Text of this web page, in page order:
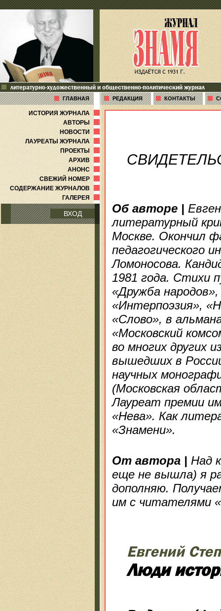
литературно-художественный и общественно-политический журнал
ГЛАВНАЯ РЕДАКЦИЯ КОНТАКТЫ
ИСТОРИЯ ЖУРНАЛА
АВТОРЫ
НОВОСТИ
ЛАУРЕАТЫ ЖУРНАЛА
ПРОЕКТЫ
АРХИВ
АНОНС
СВЕЖИЙ НОМЕР
СОДЕРЖАНИЕ ЖУРНАЛОВ
ГАЛЕРЕЯ
ВХОД Об авторе |
литературный
Москве. Окончил
педагогического
Ломоносова.
1981 года. Стихи
«Дружба
«Интерпоэзия»,
«Слово», в
«Московский
во многих других
вышедших в
научных
(Московская
Лауреат премии
«Нева». Как
«Знамени».
От автора | Над
еще не вышла) я
дополняю.
им с читателями
Евгений
Люди